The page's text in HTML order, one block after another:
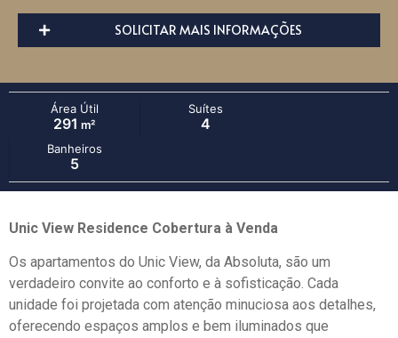
SOLICITAR MAIS INFORMAÇÕES
Área Útil
291 m²
Suítes
4
Banheiros
5
Unic View Residence Cobertura à Venda
Os apartamentos do Unic View, da Absoluta, são um
verdadeiro convite ao conforto e à sofisticação. Cada
unidade foi projetada com atenção minuciosa aos detalhes,
oferecendo espaços amplos e bem iluminados que